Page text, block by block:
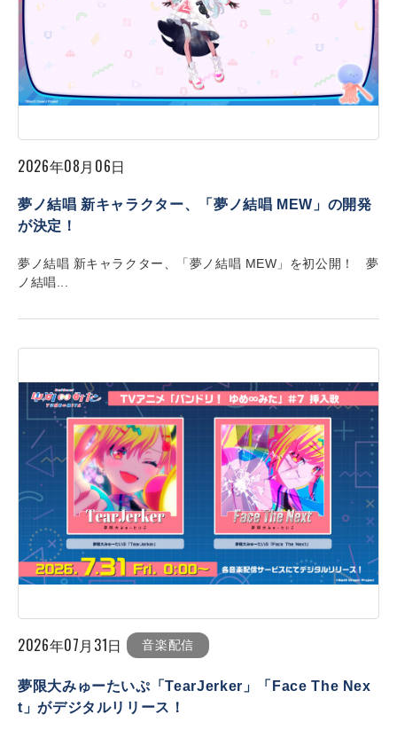
2026年08月06日
夢ノ結唱 新キャラクター、「夢ノ結唱 MEW」の開発
が決定！
夢ノ結唱 新キャラクター、「夢ノ結唱 MEW」を初公開！ 夢
ノ結唱...
2026年07月31日 音楽配信
夢限大みゅーたいぷ「TearJerker」「Face The Nex
t」がデジタルリリース！